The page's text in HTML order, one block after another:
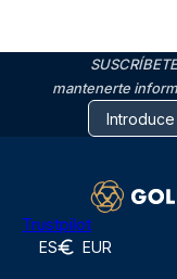
mantenerte
Trustpilot
ES EUR